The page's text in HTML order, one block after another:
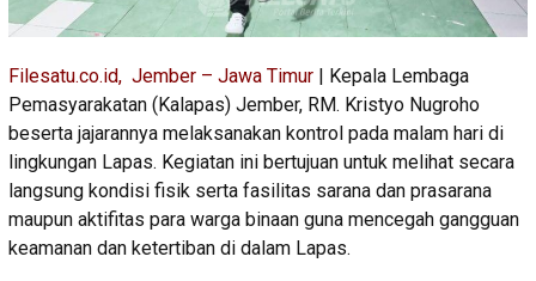
Filesatu.co.id, Jember – Jawa Timur | Kepala Lembaga
Pemasyarakatan (Kalapas) Jember, RM. Kristyo Nugroho
beserta jajarannya melaksanakan kontrol pada malam hari di
lingkungan Lapas. Kegiatan ini bertujuan untuk melihat secara
langsung kondisi fisik serta fasilitas sarana dan prasarana
maupun aktifitas para warga binaan guna mencegah gangguan
keamanan dan ketertiban di dalam Lapas.